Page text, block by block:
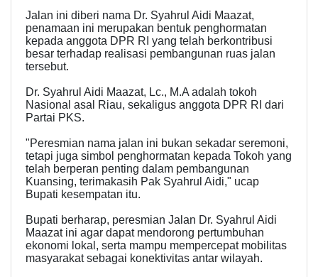
Jalan ini diberi nama Dr. Syahrul Aidi Maazat,
penamaan ini merupakan bentuk penghormatan
kepada anggota DPR RI yang telah berkontribusi
besar terhadap realisasi pembangunan ruas jalan
tersebut.
Dr. Syahrul Aidi Maazat, Lc., M.A adalah tokoh
Nasional asal Riau, sekaligus anggota DPR RI dari
Partai PKS.
"Peresmian nama jalan ini bukan sekadar seremoni,
tetapi juga simbol penghormatan kepada Tokoh yang
telah berperan penting dalam pembangunan
Kuansing, terimakasih Pak Syahrul Aidi," ucap
Bupati kesempatan itu.
Bupati berharap, peresmian Jalan Dr. Syahrul Aidi
Maazat ini agar dapat mendorong pertumbuhan
ekonomi lokal, serta mampu mempercepat mobilitas
masyarakat sebagai konektivitas antar wilayah.